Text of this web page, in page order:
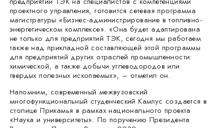
проектного управления, готовится сетевая программа
магистратуры «Бизнес-администрирование в топливно-
энергетическом комплексе». «Она будет адаптирована
не только для предприятий ТЭК, сегодня мы работаем
также над прикладной составляющей этой программы
для предприятий других отраслей промышленности:
химической, а также добычи углеводородов или
твердых полезных ископаемых», – отметил он.
Напомним, современный межвузовский
многофункциональный студенческий Кампус создается в
столице Прикамья в рамках национального проекта
«Наука и университеты». По поручению Президента